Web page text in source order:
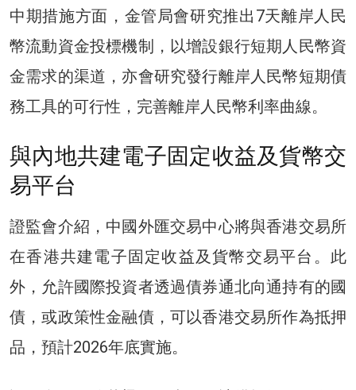
中期措施方面，金管局會研究推出7天離岸人民
幣流動資金投標機制，以增設銀行短期人民幣資
金需求的渠道，亦會研究發行離岸人民幣短期債
務工具的可行性，完善離岸人民幣利率曲線。
與內地共建電子固定收益及貨幣交
易平台
證監會介紹，中國外匯交易中心將與香港交易所
在香港共建電子固定收益及貨幣交易平台。此
外，允許國際投資者透過債券通北向通持有的國
債，或政策性金融債，可以香港交易所作為抵押
品，預計2026年底實施。